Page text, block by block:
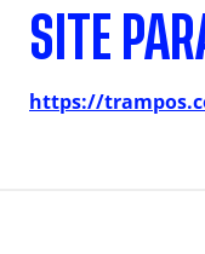
SITE
https://